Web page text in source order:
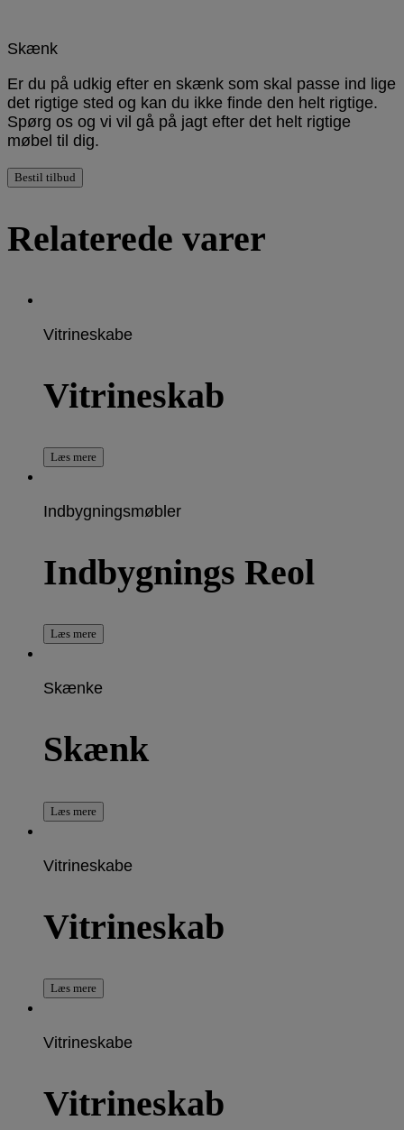
Skænk
Er du på udkig efter en skænk som skal passe ind lige
det rigtige sted og kan du ikke finde den helt rigtige.
Spørg os og vi vil gå på jagt efter det helt rigtige
møbel til dig.
Bestil tilbud
Relaterede varer
Vitrineskabe
Vitrineskab
Læs mere
Indbygningsmøbler
Indbygnings Reol
Læs mere
Skænke
Skænk
Læs mere
Vitrineskabe
Vitrineskab
Læs mere
Vitrineskabe
Vitrineskab